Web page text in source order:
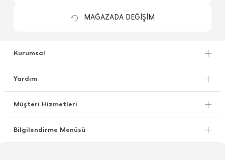
MAĞAZADA DEĞİŞİM
Kurumsal
Yardım
Müşteri Hizmetleri
Bilgilendirme Menüsü